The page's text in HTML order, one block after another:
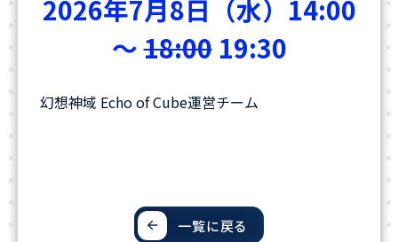
2026年7月8日（水）14:00
～18:0019:30
幻想神域 Echo of Cube運営チーム
一覧に戻る